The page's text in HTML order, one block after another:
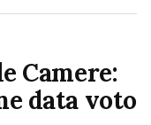
Camere:
data voto